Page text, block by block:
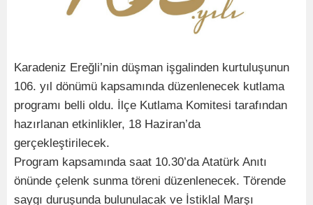
Karadeniz Ereğli’nin düşman işgalinden kurtuluşunun
106. yıl dönümü kapsamında düzenlenecek kutlama
programı belli oldu. İlçe Kutlama Komitesi tarafından
hazırlanan etkinlikler, 18 Haziran’da
gerçekleştirilecek.
Program kapsamında saat 10.30’da Atatürk Anıtı
önünde çelenk sunma töreni düzenlenecek. Törende
saygı duruşunda bulunulacak ve İstiklal Marşı